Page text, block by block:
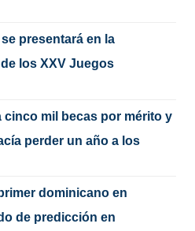
presentará en la
los XXV Juegos
mil becas por mérito y
perder un año a los
dominicano en
de predicción en